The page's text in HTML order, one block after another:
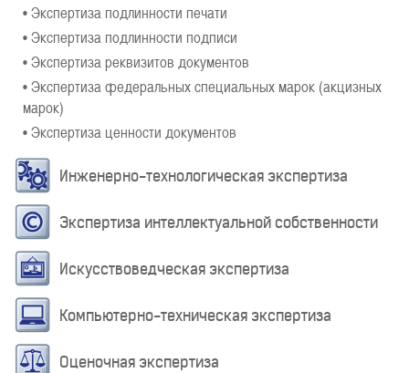
• Экспертиза подлинности печати
• Экспертиза подлинности подписи
• Экспертиза реквизитов документов
• Экспертиза федеральных специальных марок (акцизных
марок)
• Экспертиза ценности документов
Инженерно-технологическая экспертиза
Экспертиза интеллектуальной собственности
Искусствоведческая экспертиза
Компьютерно-техническая экспертиза
Оценочная экспертиза